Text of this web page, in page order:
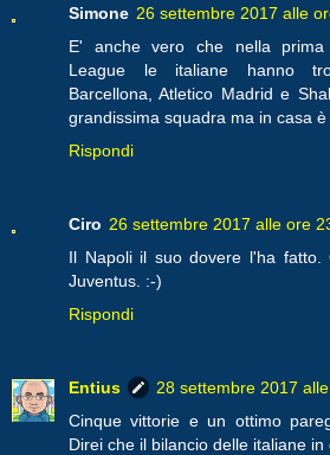
Simone 26 settembre 2017 alle
E' anche vero che nella prima
League le italiane hanno
Barcellona, Atletico Madrid e
grandissima squadra ma in casa è
Rispondi
Ciro 26 settembre 2017 alle ore
Il Napoli il suo dovere l'ha fatto.
Juventus. :-)
Rispondi
Entius
28 settembre 2017
Cinque vittorie e un ottimo
Direi che il bilancio delle italiane